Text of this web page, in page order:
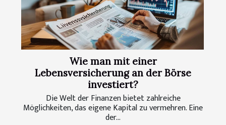
Wie man mit einer
Lebensversicherung an der Börse
investiert?
Die Welt der Finanzen bietet zahlreiche
Möglichkeiten, das eigene Kapital zu vermehren. Eine
der...